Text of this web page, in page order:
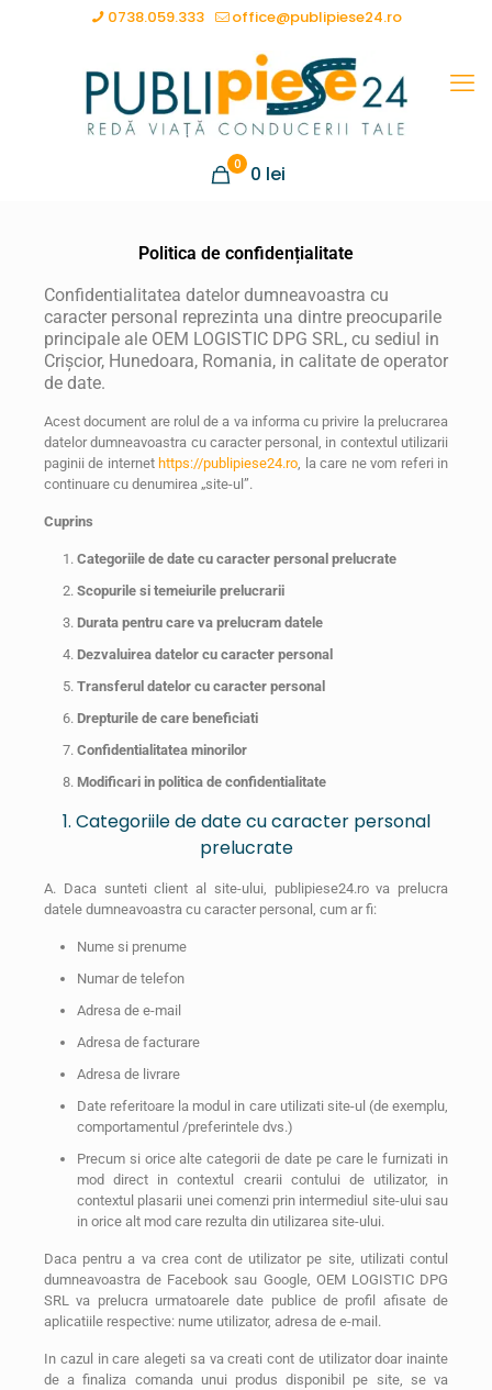
0738.059.333 office@publipiese24.ro
0 0 lei
Politica de confidențialitate
Confidentialitatea datelor dumneavoastra cu
caracter personal reprezinta una dintre preocuparile
principale ale OEM LOGISTIC DPG SRL, cu sediul in
Crișcior, Hunedoara, Romania, in calitate de operator
de date.
Acest document are rolul de a va informa cu privire la prelucrarea
datelor dumneavoastra cu caracter personal, in contextul utilizarii
paginii de internet https://publipiese24.ro, la care ne vom referi in
continuare cu denumirea „site-ul”.
Cuprins
Categoriile de date cu caracter personal prelucrate
Scopurile si temeiurile prelucrarii
Durata pentru care va prelucram datele
Dezvaluirea datelor cu caracter personal
Transferul datelor cu caracter personal
Drepturile de care beneficiati
Confidentialitatea minorilor
Modificari in politica de confidentialitate
1. Categoriile de date cu caracter personal
prelucrate
A. Daca sunteti client al site-ului, publipiese24.ro va prelucra
datele dumneavoastra cu caracter personal, cum ar fi:
Nume si prenume
Numar de telefon
Adresa de e-mail
Adresa de facturare
Adresa de livrare
Date referitoare la modul in care utilizati site-ul (de exemplu,
comportamentul /preferintele dvs.)
Precum si orice alte categorii de date pe care le furnizati in
mod direct in contextul crearii contului de utilizator, in
contextul plasarii unei comenzi prin intermediul site-ului sau
in orice alt mod care rezulta din utilizarea site-ului.
Daca pentru a va crea cont de utilizator pe site, utilizati contul
dumneavoastra de Facebook sau Google, OEM LOGISTIC DPG
SRL va prelucra urmatoarele date publice de profil afisate de
aplicatiile respective: nume utilizator, adresa de e-mail.
In cazul in care alegeti sa va creati cont de utilizator doar inainte
de a finaliza comanda unui produs disponibil pe site, se va